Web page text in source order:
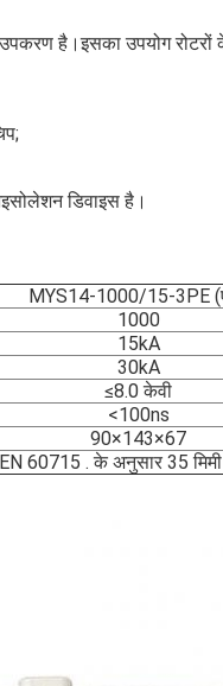
है।इसका उपयोग
डिवाइस है।
MYS14-1000/15-3PE
1000
15kA
30kA
≤8.0 केवी
<100ns
90×143×67
EN 60715 . के अनुसार 35